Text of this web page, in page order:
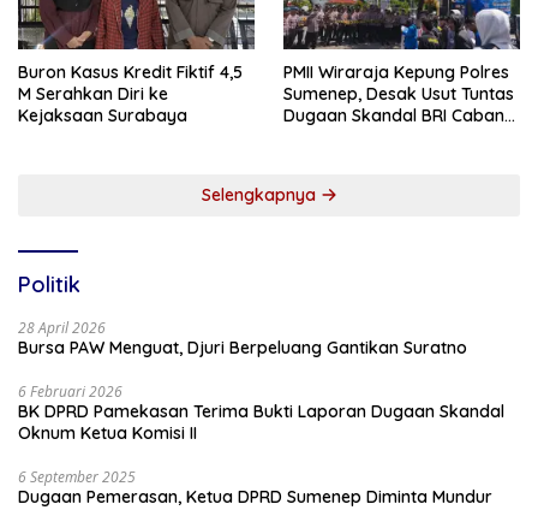
Buron Kasus Kredit Fiktif 4,5
M Serahkan Diri ke
Kejaksaan Surabaya
PMII Wiraraja Kepung Polres
Sumenep, Desak Usut Tuntas
Dugaan Skandal BRI Cabang
Selengkapnya
Politik
28 April 2026
Bursa PAW Menguat, Djuri Berpeluang Gantikan Suratno
6 Februari 2026
BK DPRD Pamekasan Terima Bukti Laporan Dugaan Skandal
Oknum Ketua Komisi II
6 September 2025
Dugaan Pemerasan, Ketua DPRD Sumenep Diminta Mundur